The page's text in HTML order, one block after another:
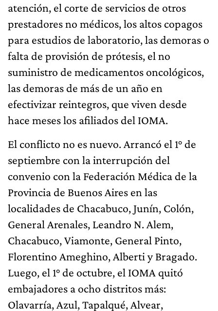
atención, el corte de servicios de otros
prestadores no médicos, los altos copagos
para estudios de laboratorio, las demoras o
falta de provisión de prótesis, el no
suministro de medicamentos oncológicos,
las demoras de más de un año en
efectivizar reintegros, que viven desde
hace meses los afiliados del IOMA.
El conflicto no es nuevo. Arrancó el 1° de
septiembre con la interrupción del
convenio con la Federación Médica de la
Provincia de Buenos Aires en las
localidades de Chacabuco, Junín, Colón,
General Arenales, Leandro N. Alem,
Chacabuco, Viamonte, General Pinto,
Florentino Ameghino, Alberti y Bragado.
Luego, el 1° de octubre, el IOMA quitó
embajadores a ocho distritos más:
Olavarría, Azul, Tapalqué, Alvear,